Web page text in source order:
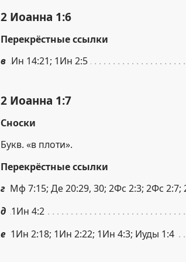
2 Иоанна 1:6
Перекрёстные ссылки
в Ин 14:21; 1Ин 2:5
2 Иоанна 1:7
Сноски
Букв. «в плоти».
Перекрёстные ссылки
г Мф 7:15; Де 20:29, 30; 2Фс 2:3; 2Фс 2:7;
д 1Ин 4:2
е 1Ин 2:18; 1Ин 2:22; 1Ин 4:3; Иуды 1:4